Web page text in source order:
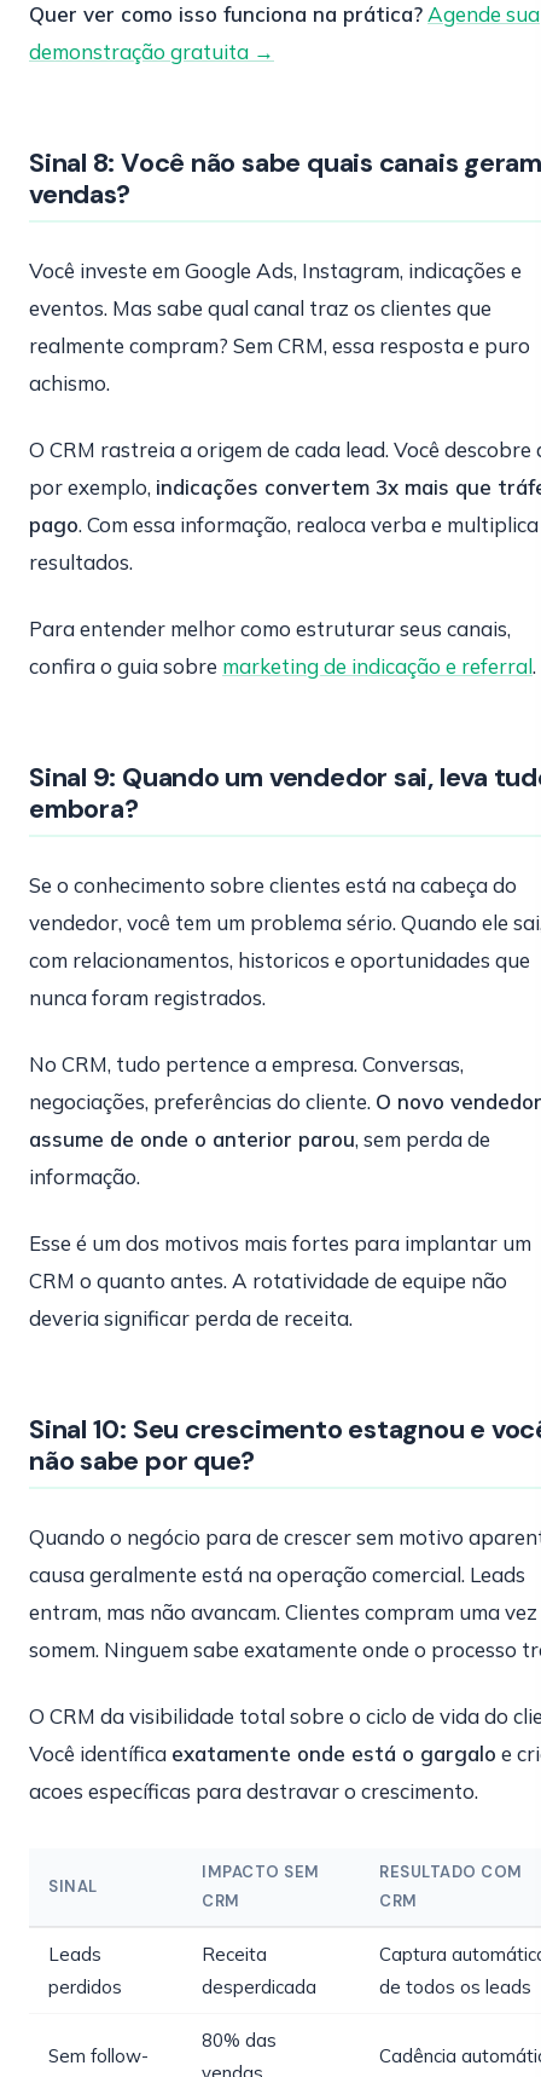
Quer ver como isso funciona na prática? Agende sua
demonstração gratuita →
Sinal 8: Você não sabe quais canais geram
vendas?
Você investe em Google Ads, Instagram, indicações e
eventos. Mas sabe qual canal traz os clientes que
realmente compram? Sem CRM, essa resposta e puro
achismo.
O CRM rastreia a origem de cada lead. Você descobre
por exemplo, indicações convertem 3x mais que
pago. Com essa informação, realoca verba e multiplica
resultados.
Para entender melhor como estruturar seus canais,
confira o guia sobre marketing de indicação e referral.
Sinal 9: Quando um vendedor sai, leva
embora?
Se o conhecimento sobre clientes está na cabeça do
vendedor, você tem um problema sério. Quando ele
com relacionamentos, historicos e oportunidades que
nunca foram registrados.
No CRM, tudo pertence a empresa. Conversas,
negociações, preferências do cliente. O novo vendedor
assume de onde o anterior parou, sem perda de
informação.
Esse é um dos motivos mais fortes para implantar um
CRM o quanto antes. A rotatividade de equipe não
deveria significar perda de receita.
Sinal 10: Seu crescimento estagnou e
não sabe por que?
Quando o negócio para de crescer sem motivo
causa geralmente está na operação comercial. Leads
entram, mas não avancam. Clientes compram uma vez
somem. Ninguem sabe exatamente onde o processo
O CRM da visibilidade total sobre o ciclo de vida do
Você identífica exatamente onde está o gargalo e
acoes específicas para destravar o crescimento.
SINAL
IMPACTO SEM
CRM
RESULTADO COM
CRM
Leads
perdidos
Receita
desperdicada
Captura
de todos os leads
Sem follow-
80% das
Cadência